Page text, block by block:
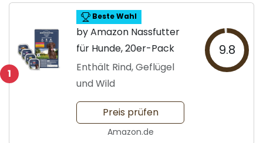
1
Beste Wahl
by Amazon Nassfutter
für Hunde, 20er-Pack
Enthält Rind, Geflügel
und Wild
9.8
Preis prüfen
Amazon.de